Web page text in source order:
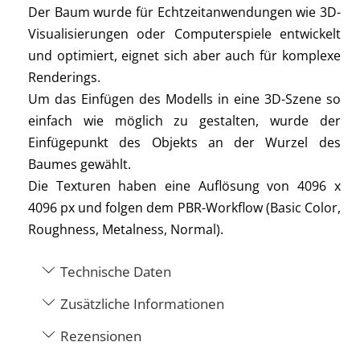
Der Baum wurde für Echtzeitanwendungen wie 3D-
Visualisierungen oder Computerspiele entwickelt
und optimiert, eignet sich aber auch für komplexe
Renderings.
Um das Einfügen des Modells in eine 3D-Szene so
einfach wie möglich zu gestalten, wurde der
Einfügepunkt des Objekts an der Wurzel des
Baumes gewählt.
Die Texturen haben eine Auflösung von 4096 x
4096 px und folgen dem PBR-Workflow (Basic Color,
Roughness, Metalness, Normal).
Technische Daten
Zusätzliche Informationen
Rezensionen